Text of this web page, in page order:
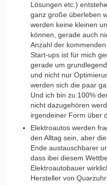
Lösungen etc.)
ganz große überleben
werden keine kleinen
können, gerade auch
Anzahl der
Start-ups ist für mich
gerade um
und nicht nur
werden sich die paar
Und ich bin zu 100%
nicht dazugehören
irgendeiner Form über
Elektroautos werden
den Alltag sein, aber
Ende austauschbarer
dass ibei diesem
Elektroautobauer
Hersteller von